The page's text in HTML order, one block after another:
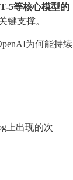
5等核心模型的
键支撑。
为何能持续
上出现的次